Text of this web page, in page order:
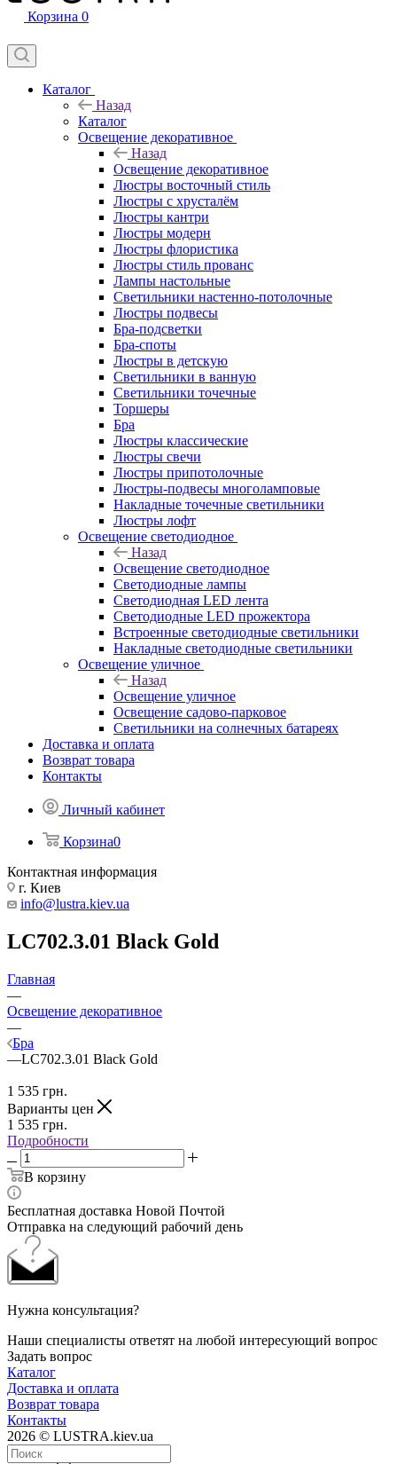
Корзина 0
Каталог
Назад
Каталог
Освещение декоративное
Назад
Освещение декоративное
Люстры восточный стиль
Люстры с хрусталём
Люстры кантри
Люстры модерн
Люстры флористика
Люстры стиль прованс
Лампы настольные
Светильники настенно-потолочные
Люстры подвесы
Бра-подсветки
Бра-споты
Люстры в детскую
Светильники в ванную
Светильники точечные
Торшеры
Бра
Люстры классические
Люстры свечи
Люстры припотолочные
Люстры-подвесы многоламповые
Накладные точечные светильники
Люстры лофт
Освещение светодиодное
Назад
Освещение светодиодное
Светодиодные лампы
Светодиодная LED лента
Светодиодные LED прожектора
Встроенные светодиодные светильники
Накладные светодиодные светильники
Освещение уличное
Назад
Освещение уличное
Освещение садово-парковое
Светильники на солнечных батареях
Доставка и оплата
Возврат товара
Контакты
Личный кабинет
Корзина0
Контактная информация
г. Киев
info@lustra.kiev.ua
LC702.3.01 Black Gold
Главная
—
Освещение декоративное
—
Бра
—LC702.3.01 Black Gold
1 535 грн.
Варианты цен
1 535 грн.
Подробности
В корзину
Бесплатная доставка Новой Почтой
Отправка на следующий рабочий день
Нужна консультация?
Наши специалисты ответят на любой интересующий вопрос
Задать вопрос
Каталог
Доставка и оплата
Возврат товара
Контакты
2026 © LUSTRA.kiev.ua